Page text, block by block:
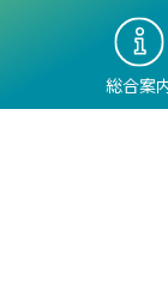
総合案